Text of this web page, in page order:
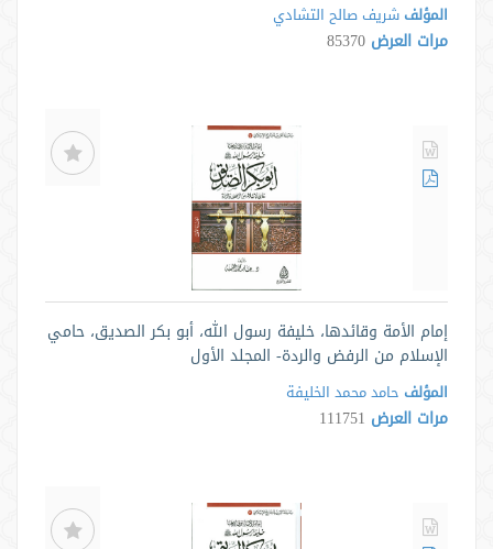
المؤلف شريف صالح التشادي
مرات العرض 85370
إمام الأمة وقائدها، خليفة رسول الله، أبو بكر الصديق، حامي
الإسلام من الرفض والردة- المجلد الأول
المؤلف حامد محمد الخليفة
مرات العرض 111751